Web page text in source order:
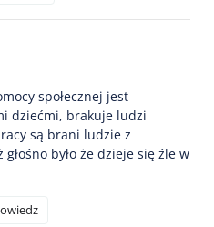
społecznej jest
dziećmi, brakuje ludzi
są brani ludzie z
było że dzieje się źle w